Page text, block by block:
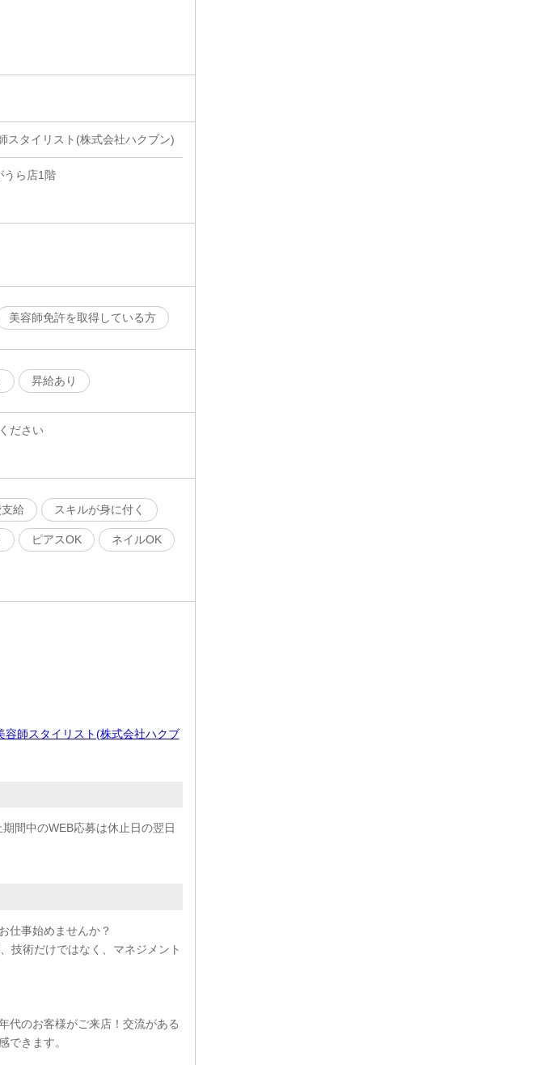
スタイリスト(株式会社ハクブン)
うら店1階
美容師免許を取得している方
昇給あり
ださい
給 スキルが身に付く
ピアスOK ネイルOK
師スタイリスト(株式会社ハクブ
間中のWEB応募は休止日の翌日
仕事始めませんか？
技術だけではなく、マネジメント
代のお客様がご来店！交流がある
できます。